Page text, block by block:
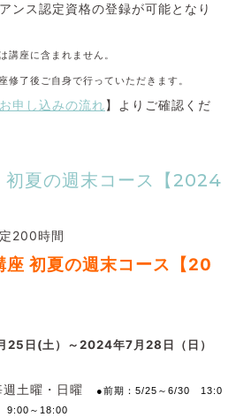
ンス認定資格の登録が可能となり
講座に含まれません。
修了後ご自身で行っていただきます。
お申し込みの流れ】よりご確認くだ
夏の週末コース【2024
200時間
座 初夏の週末コース【20
25日(土）～2024年7月28日（日）
土曜・日曜
●前期：5/25～6/30 13:0
～18:00